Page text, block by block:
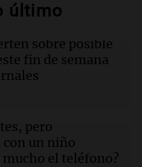
municipal
tras el trágico
que dejó 62 muertos
de aguacates
y consecuencias
último
sobre posible
fin de semana
pero
con un niño
el teléfono?